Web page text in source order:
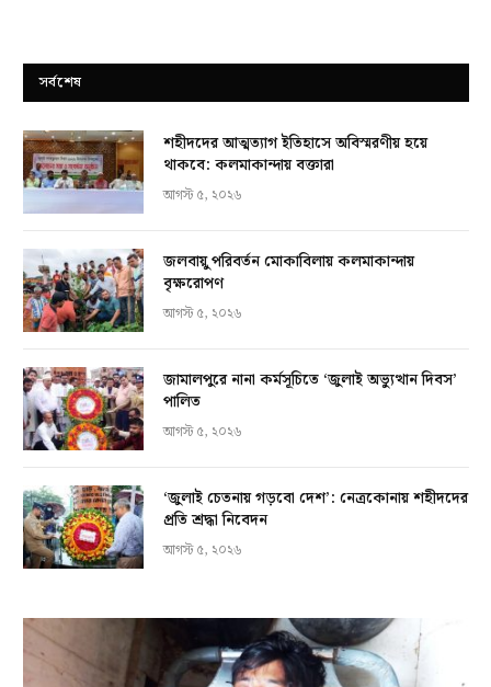
সর্বশেষ
শহীদদের আত্মত্যাগ ইতিহাসে অবিস্মরণীয় হয়ে
থাকবে: কলমাকান্দায় বক্তারা
আগস্ট ৫, ২০২৬
জলবায়ু পরিবর্তন মোকাবিলায় কলমাকান্দায়
বৃক্ষরোপণ
আগস্ট ৫, ২০২৬
জামালপুরে নানা কর্মসূচিতে ‘জুলাই অভ্যুত্থান দিবস’
পালিত
আগস্ট ৫, ২০২৬
‘জুলাই চেতনায় গড়বো দেশ’: নেত্রকোনায় শহীদদের
প্রতি শ্রদ্ধা নিবেদন
আগস্ট ৫, ২০২৬